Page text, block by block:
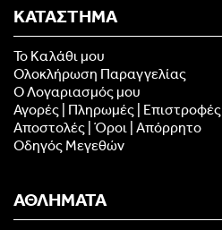
ΚΑΤΑΣΤΗΜΑ
Το Καλάθι μου
Ολοκλήρωση Παραγγελίας
Ο Λογαριασμός μου
Αγορές | Πληρωμές | Επιστροφές
Αποστολές | Όροι | Απόρρητο
Οδηγός Μεγεθών
ΑΘΛΗΜΑΤΑ